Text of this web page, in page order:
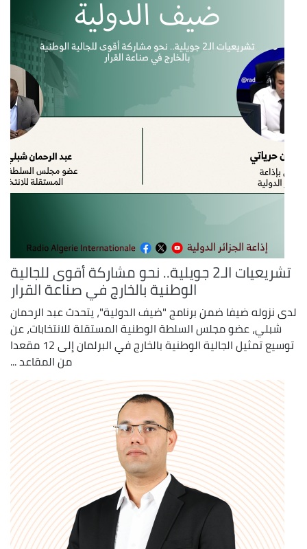
تشريعيات الـ2 جويلية.. نحو مشاركة أقوى للجالية
الوطنية بالخارج في صناعة القرار
لدى نزوله ضيفا ضمن برنامج "ضيف الدولية"، يتحدث عبد الرحمان
شبلي، عضو مجلس السلطة الوطنية المستقلة للانتخابات، عن
توسيع تمثيل الجالية الوطنية بالخارج في البرلمان إلى 12 مقعدا
من المقاعد ...